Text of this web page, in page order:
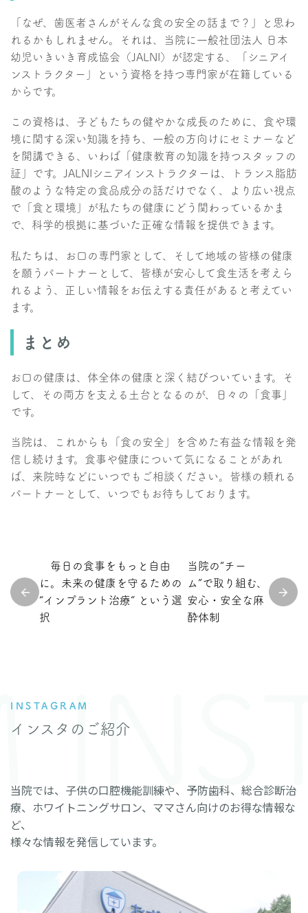
「なぜ、歯医者さんがそんな食の安全の話まで？」と思わ
れるかもしれません。それは、当院に一般社団法人 日本
幼児いきいき育成協会（JALNI）が認定する、「シニアイ
ンストラクター」という資格を持つ専門家が在籍している
からです。
この資格は、子どもたちの健やかな成長のために、食や環
境に関する深い知識を持ち、一般の方向けにセミナーなど
を開講できる、いわば「健康教育の知識を持つスタッフの
証」です。JALNIシニアインストラクターは、トランス脂肪
酸のような特定の食品成分の話だけでなく、より広い視点
で「食と環境」が私たちの健康にどう関わっているかま
で、科学的根拠に基づいた正確な情報を提供できます。
私たちは、お口の専門家として、そして地域の皆様の健康
を願うパートナーとして、皆様が安心して食生活を考えら
れるよう、正しい情報をお伝えする責任があると考えてい
ます。
まとめ
お口の健康は、体全体の健康と深く結びついています。そ
して、その両方を支える土台となるのが、日々の「食事」
です。
当院は、これからも「食の安全」を含めた有益な情報を発
信し続けます。食事や健康について気になることがあれ
ば、来院時などにいつでもご相談ください。皆様の頼れる
パートナーとして、いつでもお待ちしております。
毎日の食事をもっと自由
に。未来の健康を守るための
“インプラント治療” という選
択
当院の“チー
ム”で取り組む、
安心・安全な麻
酔体制
INSTAGRAM
インスタのご紹介
当院では、子供の口腔機能訓練や、予防歯科、総合診断治
療、ホワイトニングサロン、ママさん向けのお得な情報な
ど、
様々な情報を発信しています。